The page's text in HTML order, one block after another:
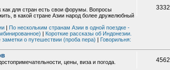
2026
Апрель/май 2026
как для стран есть свои форумы. Вопросы
в какой стране Азии народ более дружелюбный
| По нескольким странам Азии в одной поездке -
| Короткие рассказы об Индонезии.
заметки о путешествии (проба пера) | Говорильня:
3332
цены, виза и погода.
4562